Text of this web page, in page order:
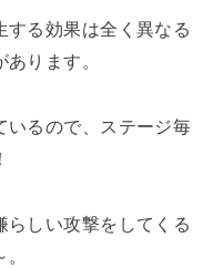
する効果は全く異なる
ります。
いるので、ステージ毎
らしい攻撃をしてくる